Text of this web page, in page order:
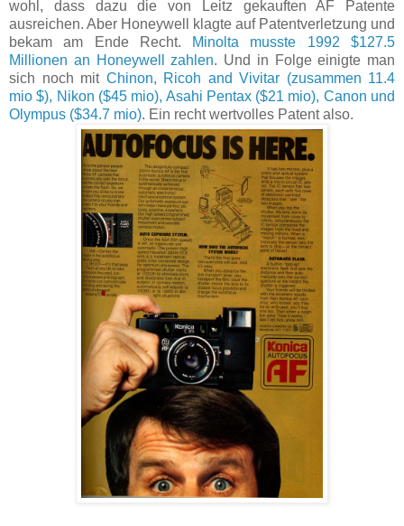
wohl, dass dazu die von Leitz gekauften AF Patente
ausreichen. Aber Honeywell klagte auf Patentverletzung und
bekam am Ende Recht.
Minolta musste 1992 $127.5
Millionen an Honeywell zahlen. Und in Folge einigte man
sich noch mit Chinon, Ricoh and Vivitar (zusammen 11.4
mio $), Nikon ($45 mio), Asahi Pentax ($21 mio), Canon und
Olympus ($34.7 mio). Ein recht wertvolles Patent also.